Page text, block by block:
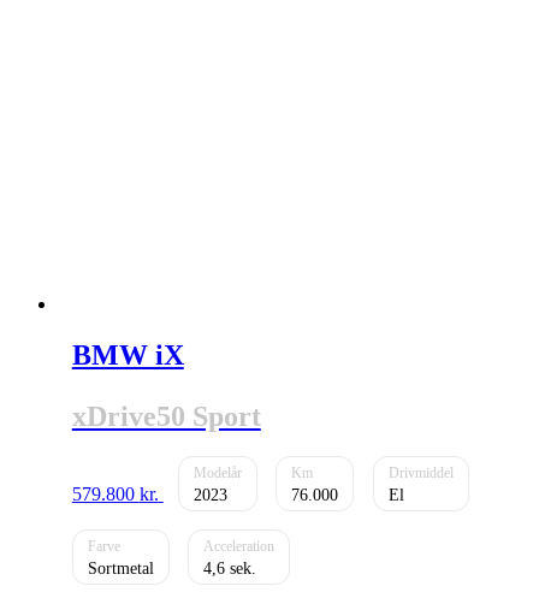
BMW iX
xDrive50 Sport
579.800 kr. 2023 76.000 El
Sortmetal 4,6